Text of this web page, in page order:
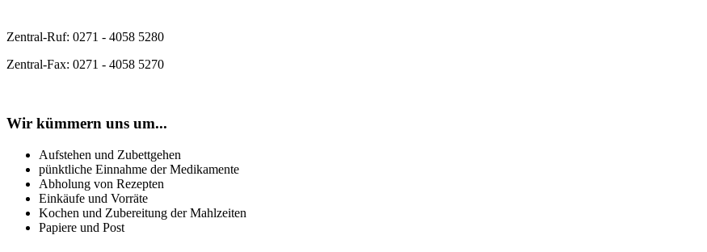
Zentral-Ruf: 0271 - 4058 5280
Zentral-Fax: 0271 - 4058 5270
Wir kümmern uns um...
Aufstehen und Zubettgehen
pünktliche Einnahme der Medikamente
Abholung von Rezepten
Einkäufe und Vorräte
Kochen und Zubereitung der Mahlzeiten
Papiere und Post